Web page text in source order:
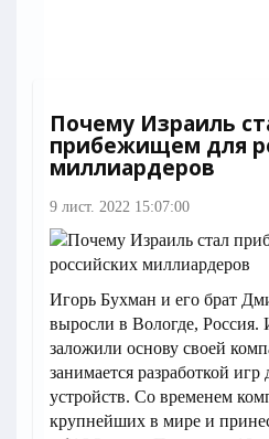
Почему Израиль
прибежищем для
миллиардеров
9 лист. 2022 15:07:00
Игорь Бухман и его брат
выросли в Вологде,
заложили основу своей
занимается разработкой
устройств. Со временем
крупнейших в мире и